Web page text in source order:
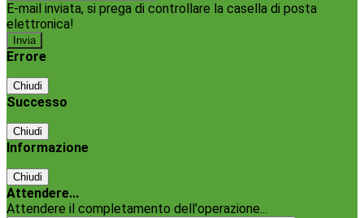
E-mail inviata, si prega di controllare la casella di posta
elettronica!
Errore
Chiudi
Successo
Chiudi
Informazione
Chiudi
Attendere...
Attendere il completamento dell'operazione...